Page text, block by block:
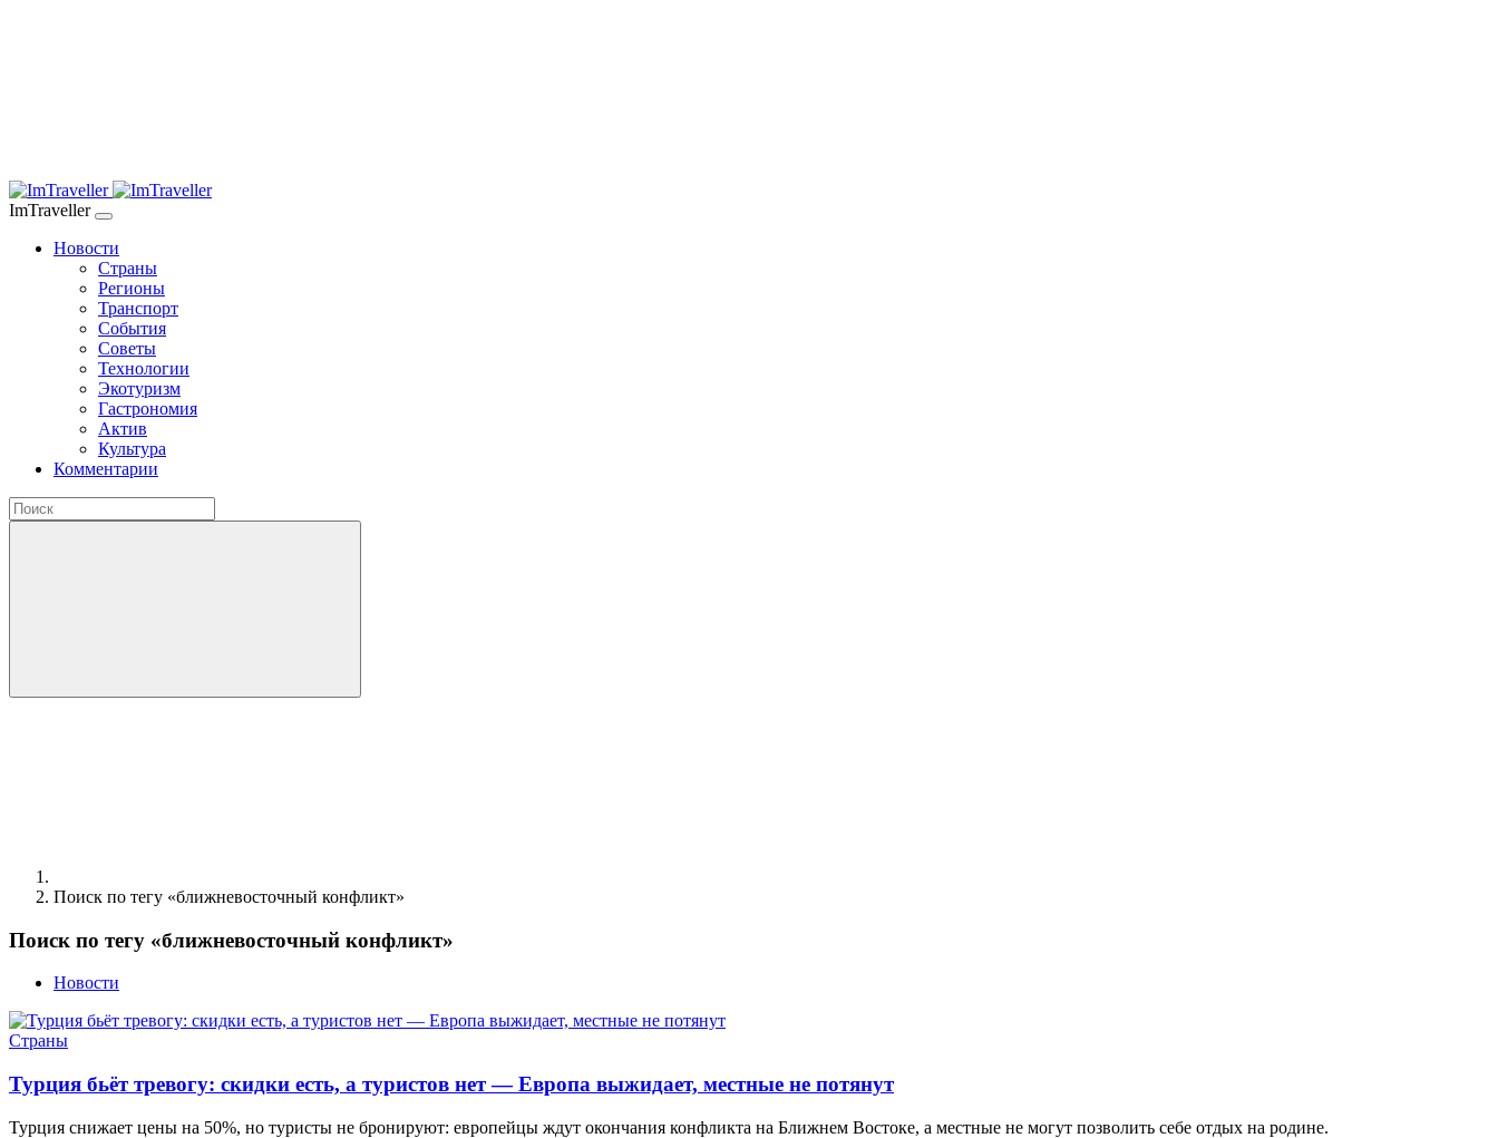
ImTraveller
Новости
Страны
Регионы
Транспорт
События
Советы
Технологии
Экотуризм
Гастрономия
Актив
Культура
Комментарии
Поиск по тегу «ближневосточный конфликт»
Поиск по тегу «ближневосточный конфликт»
Новости
Страны
Турция бьёт тревогу: скидки есть, а туристов нет — Европа выжидает, местные не потянут
Турция снижает цены на 50%, но туристы не бронируют: европейцы ждут окончания конфликта на Ближнем Востоке, а местные не могут позволить себе отдых на родине.